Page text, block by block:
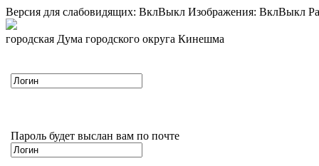
Версия для слабовидящих: ВклВыкл Изображения: ВклВыкл
городская Дума городского округа Кинешма
Пароль будет выслан вам по почте